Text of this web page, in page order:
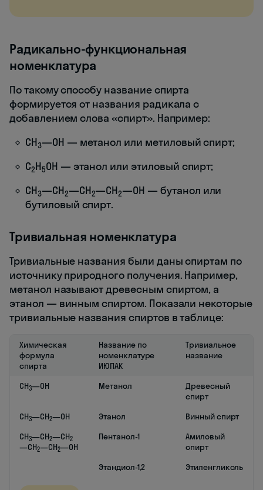
Радикально-функциональная
номенклатура
По такому способу название спирта
формируется от названия радикала с
добавлением слова «спирт». Например:
СH3—OH — метанол или метиловый спирт;
C2H5OH — этанол или этиловый спирт;
CH3—CH2—CH2—СН2—OH — бутанол или
бутиловый спирт.
Тривиальная номенклатура
Тривиальные названия были даны спиртам по
источнику природного получения. Например,
метанол называют древесным спиртом, а
этанол — винным спиртом. Показали некоторые
тривиальные названия спиртов в таблице:
Химическая
формула
спирта
Название по
номенклатуре
ИЮПАК
Тривиальное
название
CH3—OH Метанол
Древесный
спирт
CH3—CH2—OH Этанол
Винный спирт
CH3—CH2—CH2
—CH2—CH2—OH
Пентанол-1
Амиловый
спирт
Этандиол-1,2
Этиленгликоль